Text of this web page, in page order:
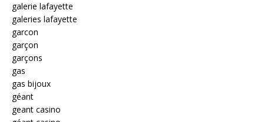
galerie lafayette
galeries lafayette
garcon
garçon
garçons
gas
gas bijoux
géant
geant casino